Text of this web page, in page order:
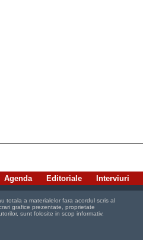
Agenda Editoriale Interviuri
totala a materialelor fara acordul scris al
grafice prezentate, proprietate
sunt folosite in scop informativ.